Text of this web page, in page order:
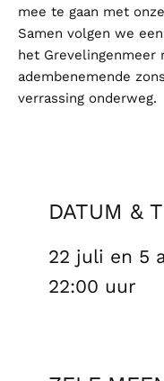
mee te gaan met
Samen volgen we
het Grevelingenmeer
adembenemende
verrassing onderweg.
DATUM &
22 juli en 5
22:00 uur